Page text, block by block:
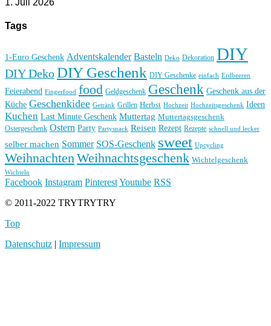
Tags
1-Euro Geschenk Adventskalender Basteln Deko Dekoration DIY
DIY DekoDIY Geschenk DIY Geschenke einfach Erdbeeren
Feierabend Fingerfood food Geldgeschenk Geschenk Geschenk aus der
Küche Geschenkidee Getränk Grillen Herbst Hochzeit Hochzeitsgeschenk Ideen
Kuchen Last Minute Geschenk Muttertag Muttertagsgeschenk
Ostergeschenk Ostern Party Partysnack Reisen Rezept Rezepte schnell und lecker
selber machen Sommer SOS-Geschenk sweet Upcycling
WeihnachtenWeihnachtsgeschenk Wichtelgeschenk
Wichteln
Facebook Instagram PinterestYoutube RSS
© 2011-2022 TRYTRYTRY
Top
Datenschutz | Impressum